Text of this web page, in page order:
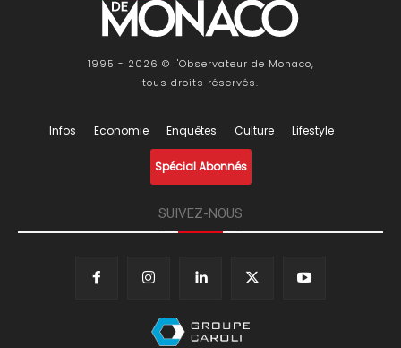
1995 - 2026 © l'Observateur de Monaco,
tous droits réservés.
Infos Economie Enquêtes Culture Lifestyle
Spécial Abonnés
SUIVEZ-NOUS